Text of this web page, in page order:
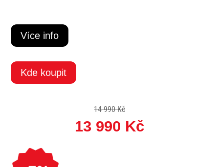
Více info
Kde koupit
14 990 Kč
13 990 Kč